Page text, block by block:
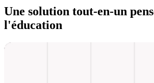
Une solution tout-en-un
l'éducation